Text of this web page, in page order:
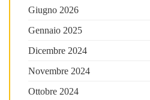
Giugno 2026
Gennaio 2025
Dicembre 2024
Novembre 2024
Ottobre 2024